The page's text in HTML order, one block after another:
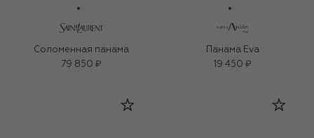
Соломенная панама
79 850 ₽
Панама Eva
19 450 ₽